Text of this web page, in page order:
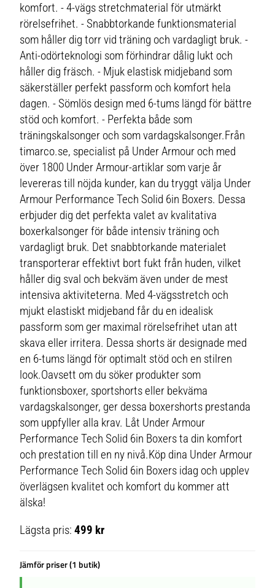
komfort. - 4-vägs stretchmaterial för utmärkt
rörelsefrihet. - Snabbtorkande funktionsmaterial
som håller dig torr vid träning och vardagligt bruk. -
Anti-odörteknologi som förhindrar dålig lukt och
håller dig fräsch. - Mjuk elastisk midjeband som
säkerställer perfekt passform och komfort hela
dagen. - Sömlös design med 6-tums längd för bättre
stöd och komfort. - Perfekta både som
träningskalsonger och som vardagskalsonger.Från
timarco.se, specialist på Under Armour och med
över 1800 Under Armour-artiklar som varje år
levereras till nöjda kunder, kan du tryggt välja Under
Armour Performance Tech Solid 6in Boxers. Dessa
erbjuder dig det perfekta valet av kvalitativa
boxerkalsonger för både intensiv träning och
vardagligt bruk. Det snabbtorkande materialet
transporterar effektivt bort fukt från huden, vilket
håller dig sval och bekväm även under de mest
intensiva aktiviteterna. Med 4-vägsstretch och
mjukt elastiskt midjeband får du en idealisk
passform som ger maximal rörelsefrihet utan att
skava eller irritera. Dessa shorts är designade med
en 6-tums längd för optimalt stöd och en stilren
look.Oavsett om du söker produkter som
funktionsboxer, sportshorts eller bekväma
vardagskalsonger, ger dessa boxershorts prestanda
som uppfyller alla krav. Låt Under Armour
Performance Tech Solid 6in Boxers ta din komfort
och prestation till en ny nivå.Köp dina Under Armour
Performance Tech Solid 6in Boxers idag och upplev
överlägsen kvalitet och komfort du kommer att
älska!
Lägsta pris:499 kr
Jämför priser (1 butik)